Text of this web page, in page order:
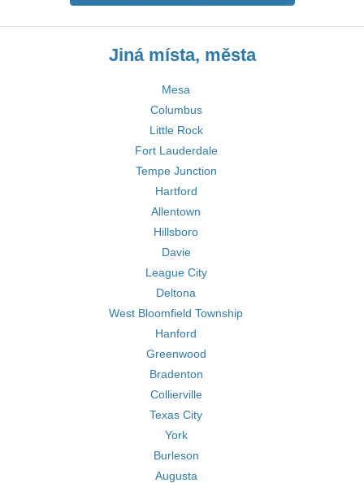
Jiná místa, města
Mesa
Columbus
Little Rock
Fort Lauderdale
Tempe Junction
Hartford
Allentown
Hillsboro
Davie
League City
Deltona
West Bloomfield Township
Hanford
Greenwood
Bradenton
Collierville
Texas City
York
Burleson
Augusta